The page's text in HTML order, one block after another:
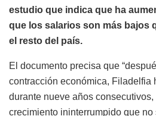
estudio que indica que ha
que los salarios son más bajos
el resto del país.
El documento precisa que
contracción económica, Filadelfia
durante nueve años
crecimiento ininterrumpido que